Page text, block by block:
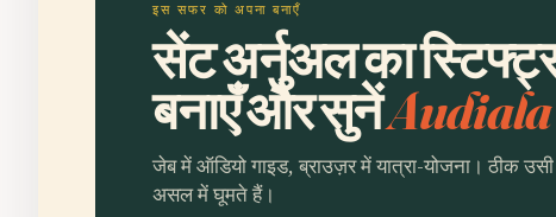
इस सफर को अपना बनाएँ
सेंट अर्नुअल का
बनाएँ और सुनें
जेब में ऑडियो गाइड, ब्राउज़र में यात्रा-योजना। ठीक
असल में घूमते हैं।